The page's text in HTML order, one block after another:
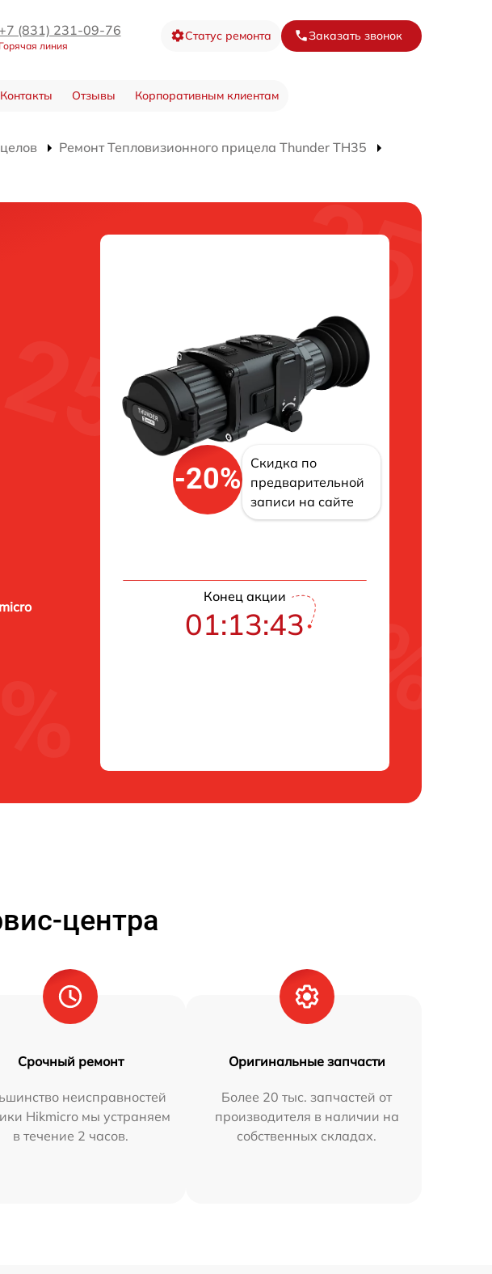
+7 (831) 231-09-76
линия
Статус ремонта Заказать звонок
Контакты Отзывы Корпоративным клиентам
Ремонт Тепловизионного прицела Thunder TH35
-20%
Скидка по
предварительной
записи на сайте
Конец акции
01:13:42
центра
Срочный ремонт
неисправностей
Hikmicro мы устраняем
в течение 2 часов.
Оригинальные запчасти
Более 20 тыс. запчастей от
производителя в наличии на
собственных складах.